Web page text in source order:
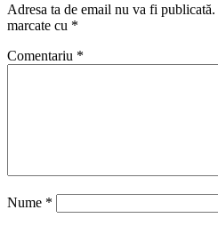
Adresa ta de email nu va fi publicată.
marcate cu *
Comentariu *
Nume *